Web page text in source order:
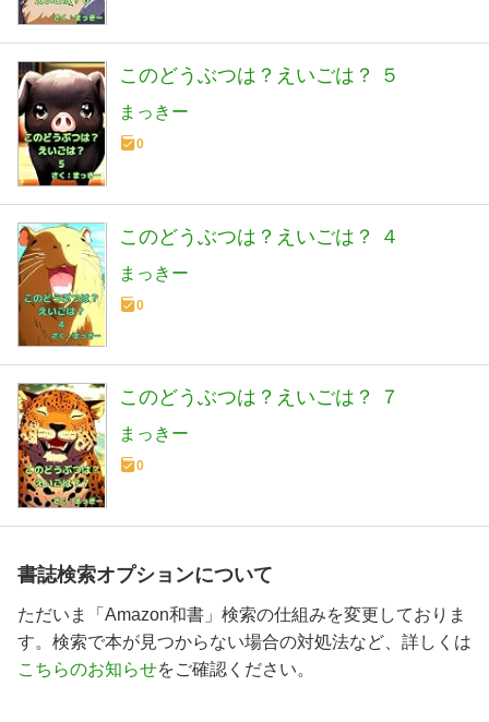
このどうぶつは？えいごは？ ５
まっきー
0
このどうぶつは？えいごは？ ４
まっきー
0
このどうぶつは？えいごは？ ７
まっきー
0
書誌検索オプションについて
ただいま「Amazon和書」検索の仕組みを変更しておりま
す。検索で本が見つからない場合の対処法など、詳しくは
こちらのお知らせをご確認ください。